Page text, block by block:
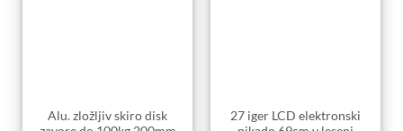
Alu. zložljiv skiro disk
27 iger LCD elektronski